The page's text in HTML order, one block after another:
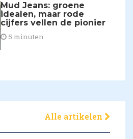
Mud Jeans: groene
idealen, maar rode
cijfers vellen de pionier
5 minuten
Alle artikelen